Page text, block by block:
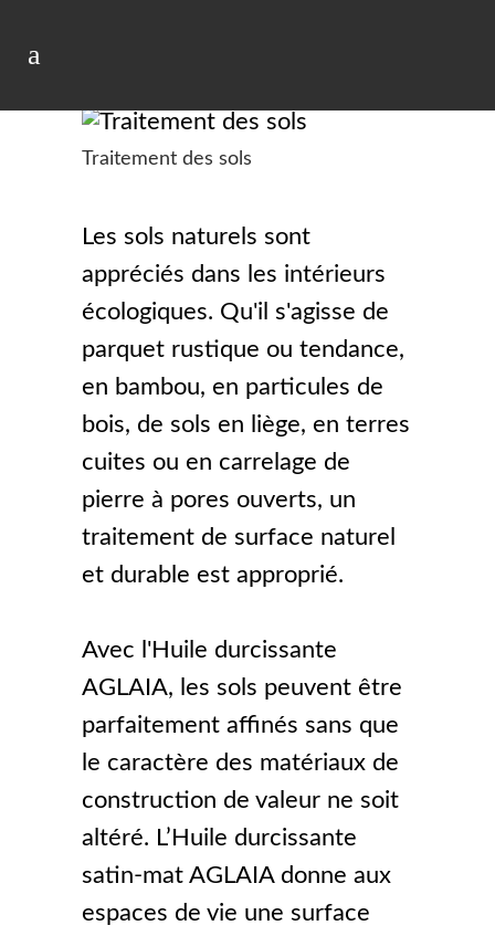
Traitement des sols
Les sols naturels sont
appréciés dans les intérieurs
écologiques. Qu'il s'agisse de
parquet rustique ou tendance,
en bambou, en particules de
bois, de sols en liège, en terres
cuites ou en carrelage de
pierre à pores ouverts, un
traitement de surface naturel
et durable est approprié.
Avec l'Huile durcissante
AGLAIA, les sols peuvent être
parfaitement affinés sans que
le caractère des matériaux de
construction de valeur ne soit
altéré. L’Huile durcissante
satin-mat AGLAIA donne aux
espaces de vie une surface